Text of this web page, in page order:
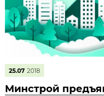
25.07 2018
Минстрой